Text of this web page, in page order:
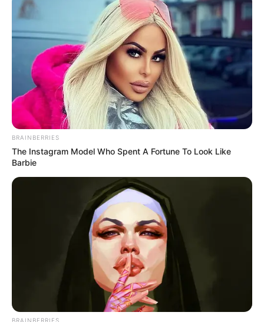
2. Dengan
jas bisa jadi alternatif untuk
membuat penampilan kece saat ke kantor,
sempurnakan dengan celana jeans ya
BRAINBERRIES
The Instagram Model Who Spent A Fortune To Look Like
Barbie
BRAINBERRIES